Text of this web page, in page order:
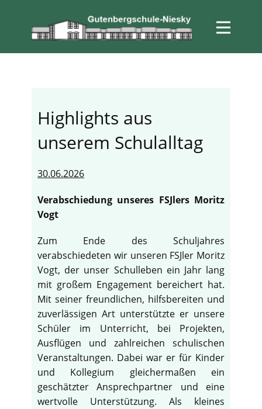
Highlights aus
unserem Schulalltag
30.06.2026
Verabschiedung unseres FSJlers Moritz
Vogt
Zum Ende des Schuljahres
verabschiedeten wir unseren FSJler Moritz
Vogt, der unser Schulleben ein Jahr lang
mit großem Engagement bereichert hat.
Mit seiner freundlichen, hilfsbereiten und
zuverlässigen Art unterstützte er unsere
Schüler im Unterricht, bei Projekten,
Ausflügen und zahlreichen schulischen
Veranstaltungen. Dabei war er für Kinder
und Kollegium gleichermaßen ein
geschätzter Ansprechpartner und eine
wertvolle Unterstützung. Als kleines